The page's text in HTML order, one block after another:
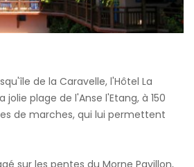
de la Caravelle, l'Hôtel La
plage de l'Anse l'Etang, à 150
de marches, qui lui permettent